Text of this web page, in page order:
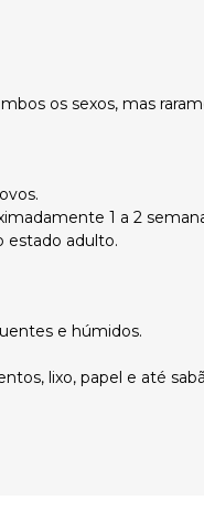
os sexos, mas
1 a 2
estado adulto.
e húmidos.
lixo, papel e até